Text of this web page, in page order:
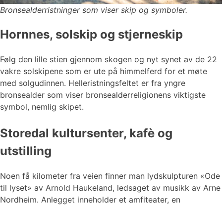
Bronsealderristninger som viser skip og symboler.
Hornnes, solskip og stjerneskip
Følg den lille stien gjennom skogen og nyt synet av de 22
vakre solskipene som er ute på himmelferd for et møte
med solgudinnen. Helleristningsfeltet er fra yngre
bronsealder som viser bronsealderreligionens viktigste
symbol, nemlig skipet.
Storedal kultursenter, kafè og
utstilling
Noen få kilometer fra veien finner man lydskulpturen «Ode
til lyset» av Arnold Haukeland, ledsaget av musikk av Arne
Nordheim. Anlegget inneholder et amfiteater, en